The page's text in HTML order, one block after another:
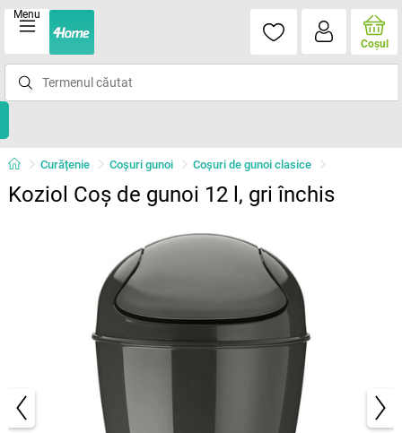
Menu
Coşul
Curățenie Coşuri gunoi Coşuri de gunoi clasice
Koziol Coș de gunoi 12 l, gri închis